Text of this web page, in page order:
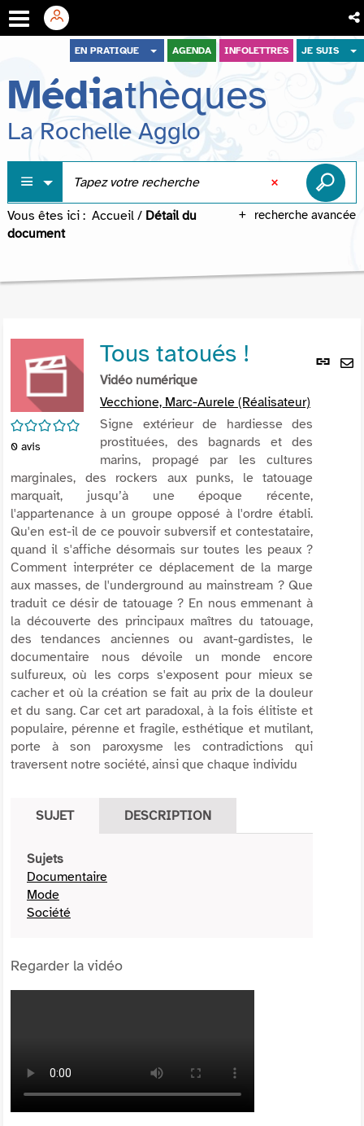
menu
contenu
recherche
EN PRATIQUE AGENDA INFOLETTRES JE SUIS
Médiathèques
La Rochelle Agglo
recherche avancée
Vous êtes ici : Accueil / Détail du
document
Lien
/5
0 avis
Tous tatoués !
Vidéo numérique
Vecchione, Marc-Aurele (Réalisateur)
Signe extérieur de hardiesse des
prostituées, des bagnards et des
marins, propagé par les cultures
marginales, des rockers aux punks, le tatouage
marquait, jusqu’à une époque récente,
l'appartenance à un groupe opposé à l'ordre établi.
Qu'en est-il de ce pouvoir subversif et contestataire,
quand il s'affiche désormais sur toutes les peaux ?
Comment interpréter ce déplacement de la marge
aux masses, de l'underground au mainstream ? Que
traduit ce désir de tatouage ? En nous emmenant à
la découverte des principaux maîtres du tatouage,
des tendances anciennes ou avant-gardistes, le
documentaire nous dévoile un monde encore
sulfureux, où les corps s'exposent pour mieux se
cacher et où la création se fait au prix de la douleur
et du sang. Car cet art paradoxal, à la fois élitiste et
populaire, pérenne et fragile, esthétique et mutilant,
porte à son paroxysme les contradictions qui
traversent notre société, ainsi que chaque individu
SUJET DESCRIPTION
Sujets
Documentaire
Mode
Société
Regarder la vidéo